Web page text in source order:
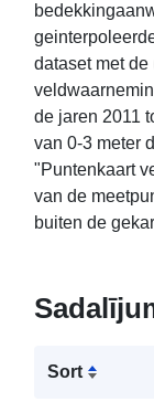
dataset met
de jaren 2011
van 0-3 meter
"Puntenkaart
van de
buiten de
Sort